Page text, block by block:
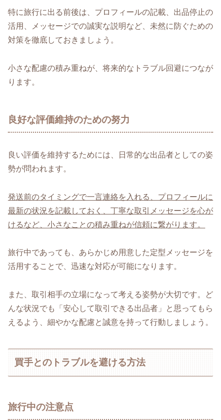
特に旅行に出る前後は、プロフィールの記載、出品停止の
活用、メッセージでの誠実な説明など、未然に防ぐための
対策を徹底しておきましょう。
小さな配慮の積み重ねが、将来的なトラブル回避につなが
ります。
良好な評価維持のための努力
良い評価を維持するためには、日常的な出品者としての姿
勢が問われます。
発送前のタイミングで一言連絡を入れる、プロフィールに
最新の状況を記載しておく、丁寧な取引メッセージを心が
けるなど、小さなことの積み重ねが信頼に繋がります。
旅行中であっても、あらかじめ用意した定型メッセージを
活用することで、迅速な対応が可能になります。
また、取引相手の立場になって考える姿勢が大切です。ど
んな状況でも「安心して取引できる出品者」と思ってもら
えるよう、細やかな配慮と誠意を持って行動しましょう。
買手とのトラブルを避ける方法
旅行中の注意点